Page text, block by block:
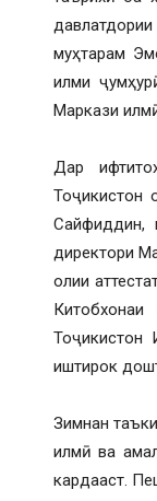
муҳтарам
илми
Маркази
Дар
Тоҷикистон
Сайфиддин,
директори
олии
Тоҷикистон
иштирок
Зимнан
илмӣ ва
кардааст.